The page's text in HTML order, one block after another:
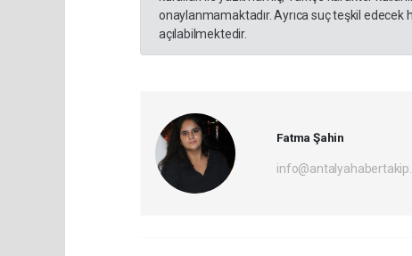
onaylanmamaktadır. Ayrıca suç teşkil
açılabilmektedir.
Fatma Şahin